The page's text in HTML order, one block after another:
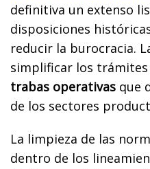
definitiva un extenso
disposiciones
reducir la burocracia.
simplificar los
trabas operativas que
de los sectores
La limpieza de las
dentro de los